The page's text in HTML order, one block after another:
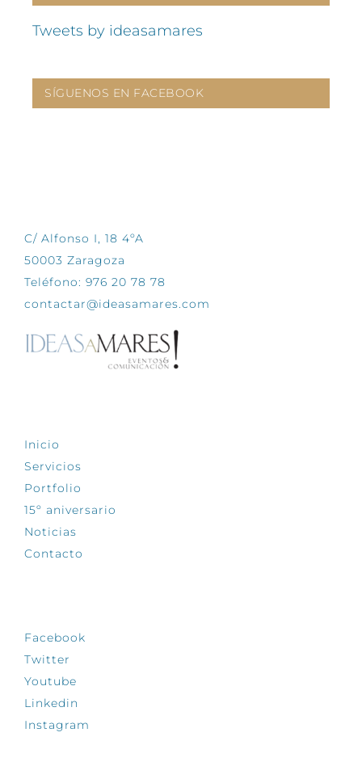
Tweets by ideasamares
SÍGUENOS EN FACEBOOK
C/ Alfonso I, 18 4ºA
50003 Zaragoza
Teléfono: 976 20 78 78
contactar@ideasamares.com
Inicio
Servicios
Portfolio
15º aniversario
Noticias
Contacto
Facebook
Twitter
Youtube
Linkedin
Instagram